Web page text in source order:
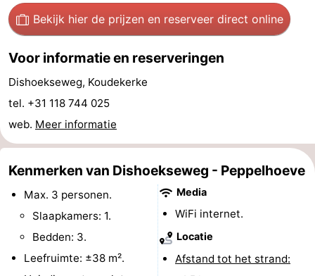
Steden
Rondleidingen
-
Zwembaden
-
Paardrijden
-
Golfbanen
Eten
drinken
Evenementen
Ringrijden
Praktisch
Bekijk hier de prijzen en reserveer direct online
Voor informatie en reserveringen
Dishoekseweg, Koudekerke
tel. +31 118 744 025
web. Meer informatie
Kenmerken van Dishoekseweg - Peppelhoeve
Max. 3 personen.
Slaapkamers: 1.
Bedden: 3.
Leefruimte: ±38 m².
Media
WiFi internet.
Locatie
Afstand tot het strand: